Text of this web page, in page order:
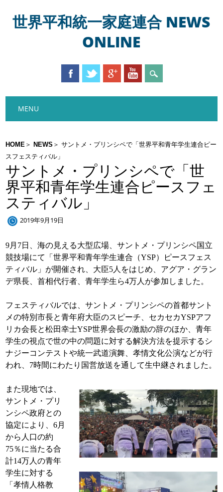
世界平和統一家庭連合 NEWS
ONLINE
Main menu
MENU
HOME NEWS
サントメ・プリンシペで「世界平和青年学生連合ピー
スフェスティバル」
サントメ・プリンシペで「世
界平和青年学生連合ピースフェ
スティバル」
2019年9月19日
9月 7日、海の見える大型広場、サントメ・プリンシペ国立
競技場にて「世界平和青年学生連合（YSP）ピースフェス
ティバル」が開催され、大臣5人をはじめ、アグア・グラン
デ県長、首相代行者、青年学生ら4万人が参加しました。
フェスティバルでは、サントメ・プリンシペの首都サント
メの特別市長と青年府大臣のスピーチ、セカセカYSPアフ
リカ会長と松田幸士YSP世界会長の激励の辞のほか、青年
学生の視点で世の中の問題に対する解決方法を提示するシ
ナジーコンテストや統一武道演舞、孝情文化公演などが行
われ、 7時間にわたり国営放送を通して生中継されました。
また現地では、
サントメ・プリ
ンシペ政府との
協定により、6月
から人口の約
75％に当たる合
計14万人の青年
学生に対する
「孝情人格教